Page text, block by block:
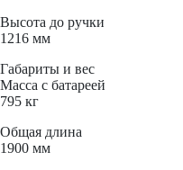
Высота до ручки
1216 мм
Габариты и вес
Масса с батареей
795 кг
Общая длина
1900 мм